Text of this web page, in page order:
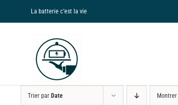
au
La batterie c'est la vie
Trier par Date Montrer